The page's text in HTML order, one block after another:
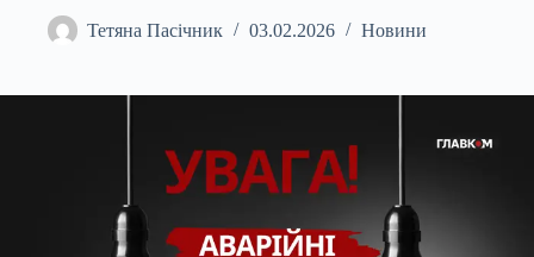
Тетяна Пасічник 03.02.2026 Новини